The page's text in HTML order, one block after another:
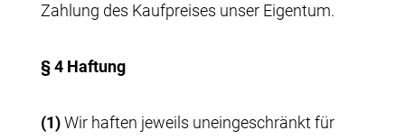
Zahlung des Kaufpreises unser Eigentum.
§ 4 Haftung
(1)Wir haften jeweils uneingeschränkt für